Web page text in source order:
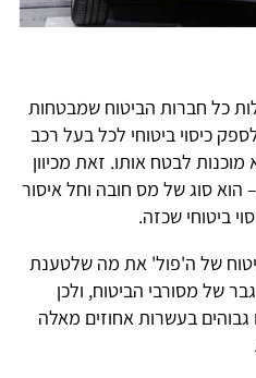
כל חברות הביטוח שמבטחות
כיסוי ביטוחי לכל בעל רכב
לבטח אותו. זאת מכיוון
הוא סוג של מס חובה וחל איסור
ביטוחי שכזה.
של ה'פול' את מה שלטענת
של מסורבי הביטוח, ולכן
גבוהים בעשרות אחוזים מאלה